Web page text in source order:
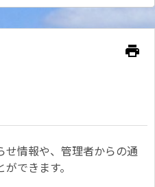
print
せ情報や、管理者からの通
できます。